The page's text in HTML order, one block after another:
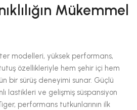
Mükemmel
modelleri, yüksek performans,
özellikleriyle hem şehir içi hem
bir sürüş deneyimi sunar. Güçlü
lastikleri ve gelişmiş süspansiyon
performans tutkunlarının ilk